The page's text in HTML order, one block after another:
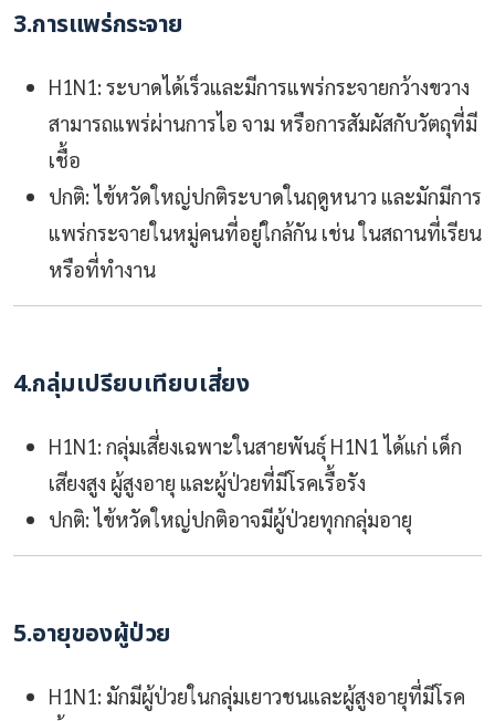
3.การแพร่กระจาย
H1N1: ระบาดได้เร็วและมีการแพร่กระจายกว้างขวาง
สามารถแพร่ผ่านการไอ จาม หรือการสัมผัสกับวัตถุที่มี
เชื้อ
ปกติ: ไข้หวัดใหญ่ปกติระบาดในฤดูหนาว และมักมีการ
แพร่กระจายในหมู่คนที่อยู่ใกล้กัน เช่น ในสถานที่เรียน
หรือที่ทำงาน
4.กลุ่มเปรียบเทียบเสี่ยง
H1N1: กลุ่มเสี่ยงเฉพาะในสายพันธุ์ H1N1 ได้แก่ เด็ก
เสียงสูง ผู้สูงอายุ และผู้ป่วยที่มีโรคเรื้อรัง
ปกติ: ไข้หวัดใหญ่ปกติอาจมีผู้ป่วยทุกกลุ่มอายุ
5.อายุของผู้ป่วย
H1N1: มักมีผู้ป่วยในกลุ่มเยาวชนและผู้สูงอายุที่มีโรค